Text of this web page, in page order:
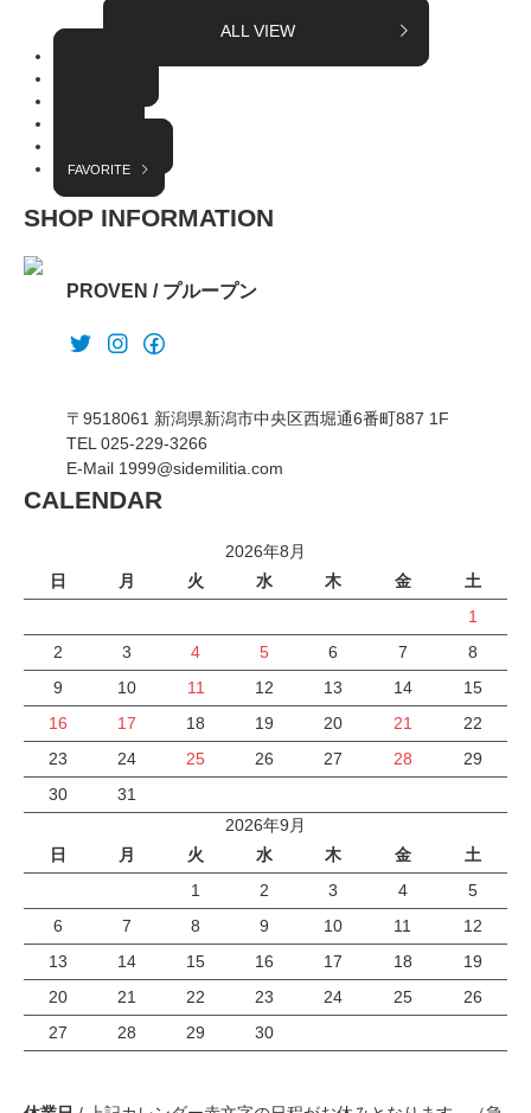
ALL VIEW
FAVORITE
SHOP INFORMATION
PROVEN / プループン
〒9518061 新潟県新潟市中央区西堀通6番町887 1F
TEL 025-229-3266
E-Mail 1999@sidemilitia.com
CALENDAR
2026年8月
日
月 火 水 木 金
土
1
2
3 4 5 6 7
8
9
10 11 12 13 14
15
16
17 18 19 20 21
22
23
24 25 26 27 28
29
30
31
2026年9月
日
月 火 水 木 金
土
1
2 3 4
5
6
7 8 9 10 11
12
13
14 15 16 17 18
19
20
21 22 23 24 25
26
27
28 29 30